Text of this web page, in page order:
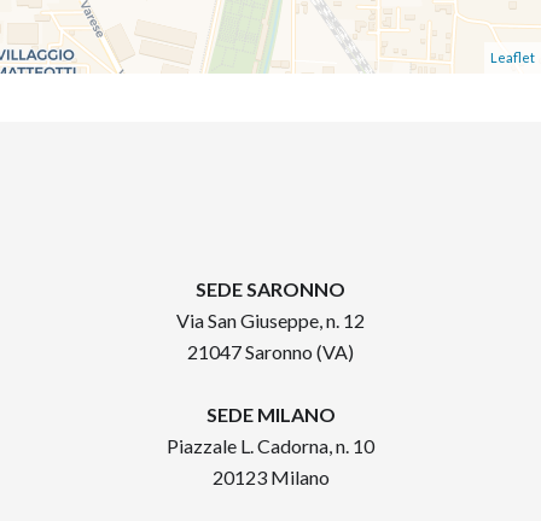
Leaflet
SEDE SARONNO
Via San Giuseppe, n. 12
21047 Saronno (VA)
SEDE MILANO
Piazzale L. Cadorna, n. 10
20123 Milano